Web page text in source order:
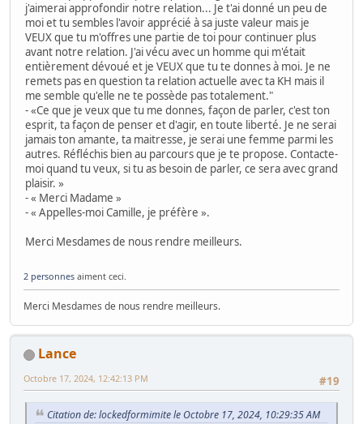
j'aimerai approfondir notre relation... Je t'ai donné un peu de
moi et tu sembles l'avoir apprécié à sa juste valeur mais je
VEUX que tu m'offres une partie de toi pour continuer plus
avant notre relation. J'ai vécu avec un homme qui m'était
entièrement dévoué et je VEUX que tu te donnes à moi. Je ne
remets pas en question ta relation actuelle avec ta KH mais il
me semble qu'elle ne te possède pas totalement."
- «Ce que je veux que tu me donnes, façon de parler, c'est ton
esprit, ta façon de penser et d'agir, en toute liberté. Je ne serai
jamais ton amante, ta maitresse, je serai une femme parmi les
autres. Réfléchis bien au parcours que je te propose. Contacte-
moi quand tu veux, si tu as besoin de parler, ce sera avec grand
plaisir. »
- « Merci Madame »
- « Appelles-moi Camille, je préfère ».
Merci Mesdames de nous rendre meilleurs.
2 personnes aiment ceci.
Merci Mesdames de nous rendre meilleurs.
Lance
#19
Octobre 17, 2024, 12:42:13 PM
Citation de: lockedformimite le Octobre 17, 2024, 10:29:35 AM